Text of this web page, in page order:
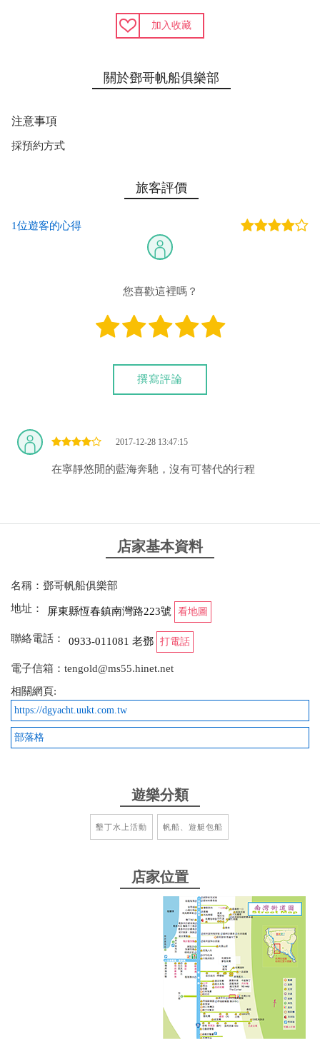
加入收藏
關於鄧哥帆船俱樂部
注意事項
採預約方式
旅客評價
1位遊客的心得
您喜歡這裡嗎？
撰寫評論
2017-12-28 13:47:15
在寧靜悠閒的藍海奔馳，沒有可替代的行程
店家基本資料
名稱：鄧哥帆船俱樂部
地址：
屏東縣恆春鎮南灣路223號 看地圖
聯絡電話： 0933-011081 老鄧 打電話
電子信箱：tengold@ms55.hinet.net
相關網頁:
https://dgyacht.uukt.com.tw
部落格
遊樂分類
墾丁水上活動 帆船、遊艇包船
店家位置